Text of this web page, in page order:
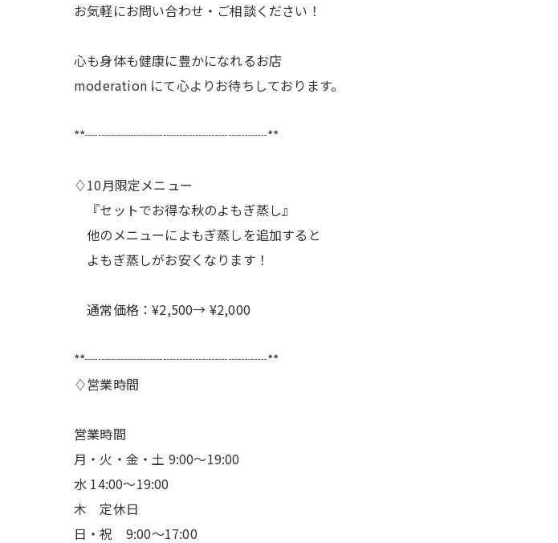
お気軽にお問い合わせ・ご相談ください！
心も身体も健康に豊かになれるお店
moderation にて心よりお待ちしております。
**┈┈┈┈┈┈┈┈┈┈┈┈┈┈**
♢10月限定メニュー
『セットでお得な秋のよもぎ蒸し』
他のメニューによもぎ蒸しを追加すると
よもぎ蒸しがお安くなります！
通常価格：¥2,500→ ¥2,000
**┈┈┈┈┈┈┈┈┈┈┈┈┈┈**
♢営業時間
営業時間
月・火・金・土 9:00〜19:00
水 14:00〜19:00
木 定休日
日・祝 9:00〜17:00